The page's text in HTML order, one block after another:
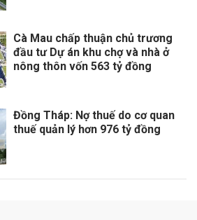
Cà Mau chấp thuận chủ trương
đầu tư Dự án khu chợ và nhà ở
nông thôn vốn 563 tỷ đồng
Đồng Tháp: Nợ thuế do cơ quan
thuế quản lý hơn 976 tỷ đồng